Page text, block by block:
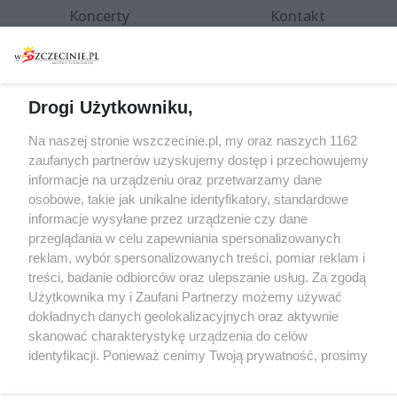
Koncerty
Spacery i oprowadzania
targi
Wernisaże
Więcej
Kontakt
Specjalny koncert z okazji
20. urodzin portalu
wSzczecinie.pl
Regulamin konkursów
śniadaniówka "Hej
Szczecin! Jest piątek!"
Partnerzy
Praca Szczecin
Drogi Użytkowniku,
Na naszej stronie wszczecinie.pl, my oraz naszych 1162
zaufanych partnerów uzyskujemy dostęp i przechowujemy
informacje na urządzeniu oraz przetwarzamy dane
osobowe, takie jak unikalne identyfikatory, standardowe
informacje wysyłane przez urządzenie czy dane
przeglądania w celu zapewniania spersonalizowanych
reklam, wybór spersonalizowanych treści, pomiar reklam i
treści, badanie odbiorców oraz ulepszanie usług. Za zgodą
Użytkownika my i Zaufani Partnerzy możemy używać
dokładnych danych geolokalizacyjnych oraz aktywnie
skanować charakterystykę urządzenia do celów
identyfikacji. Ponieważ cenimy Twoją prywatność, prosimy